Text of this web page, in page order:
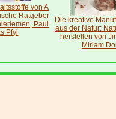
von A
Ratgeber
Paul
Pfyl
Die kreative
aus der Natur:
herstellen von
Miriam